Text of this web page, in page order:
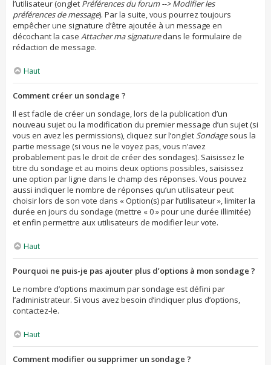
l’utilisateur (onglet Préférences du forum --> Modifier les
préférences de message). Par la suite, vous pourrez toujours
empêcher une signature d’être ajoutée à un message en
décochant la case Attacher ma signaturedans le formulaire de
rédaction de message.
Haut
Comment créer un sondage ?
Il est facile de créer un sondage, lors de la publication d’un
nouveau sujet ou la modification du premier message d’un sujet (si
vous en avez les permissions), cliquez sur l’ongletSondagesous la
partie message (si vous ne le voyez pas, vous n’avez
probablement pas le droit de créer des sondages). Saisissez le
titre du sondage et au moins deux options possibles, saisissez
une option par ligne dans le champ des réponses. Vous pouvez
aussi indiquer le nombre de réponses qu’un utilisateur peut
choisir lors de son vote dans « Option(s) par l’utilisateur », limiter la
durée en jours du sondage (mettre « 0 » pour une durée illimitée)
et enfin permettre aux utilisateurs de modifier leur vote.
Haut
Pourquoi ne puis-je pas ajouter plus d’options à mon sondage ?
Le nombre d’options maximum par sondage est défini par
l’administrateur. Si vous avez besoin d’indiquer plus d’options,
contactez-le.
Haut
Comment modifier ou supprimer un sondage ?